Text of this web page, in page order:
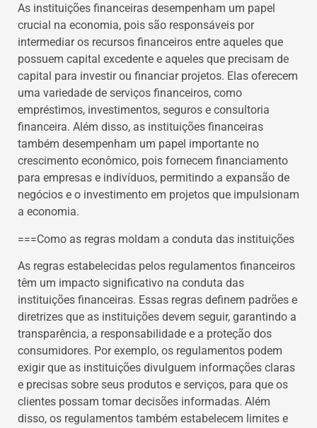
As instituições financeiras desempenham um papel
crucial na economia, pois são responsáveis por
intermediar os recursos financeiros entre aqueles que
possuem capital excedente e aqueles que precisam de
capital para investir ou financiar projetos. Elas oferecem
uma variedade de serviços financeiros, como
empréstimos, investimentos, seguros e consultoria
financeira. Além disso, as instituições financeiras
também desempenham um papel importante no
crescimento econômico, pois fornecem financiamento
para empresas e indivíduos, permitindo a expansão de
negócios e o investimento em projetos que impulsionam
a economia.
===Como as regras moldam a conduta das instituições
As regras estabelecidas pelos regulamentos financeiros
têm um impacto significativo na conduta das
instituições financeiras. Essas regras definem padrões e
diretrizes que as instituições devem seguir, garantindo a
transparência, a responsabilidade e a proteção dos
consumidores. Por exemplo, os regulamentos podem
exigir que as instituições divulguem informações claras
e precisas sobre seus produtos e serviços, para que os
clientes possam tomar decisões informadas. Além
disso, os regulamentos também estabelecem limites e